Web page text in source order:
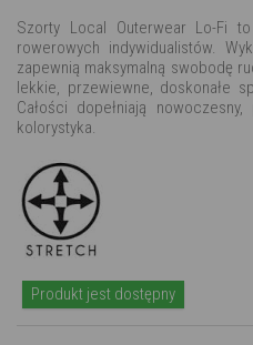
Szorty Local Outerwear Lo-Fi
rowerowych indywidualistów.
zapewnią maksymalną swobodę
lekkie, przewiewne, doskonałe
Całości dopełniają
kolorystyka.
Produkt jest dostępny